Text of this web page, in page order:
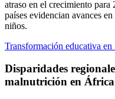
atraso en el crecimiento para
países evidencian avances
niños.
Transformación educativa
Disparidades
malnutrición en África